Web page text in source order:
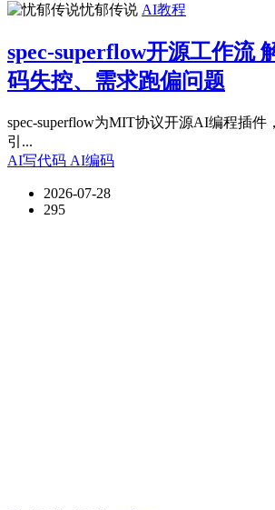
忧郁传说 AI教程
spec-superflow开源工作流
码失控、需求跑偏问题
spec-superflow为MIT协议开源AI编程插件
引...
AI写代码 AI编码
2026-07-28
295